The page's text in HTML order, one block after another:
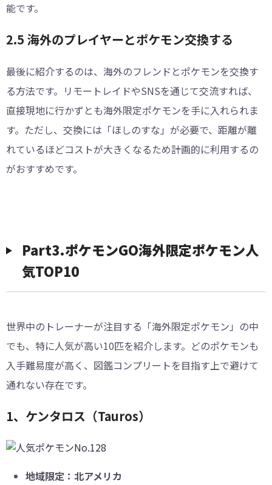
能です。
2.5 海外のプレイヤーとポケモン交換する
最後に紹介するのは、海外のフレンドとポケモンを交換す
る方法です。リモートレイドやSNSを通じて交流すれば、
直接現地に行かずとも海外限定ポケモンを手に入れられま
す。ただし、交換には「ほしのすな」が必要で、距離が離
れているほどコストが大きくなるため計画的に利用するの
がおすすめです。
Part3.ポケモンGO海外限定ポケモン人
気TOP10
世界中のトレーナーが注目する「海外限定ポケモン」の中
でも、特に人気が高い10匹を紹介します。どのポケモンも
入手難易度が高く、図鑑コンプリートを目指す上で避けて
通れない存在です。
1、ケンタロス（Tauros）
地域限定：北アメリカ